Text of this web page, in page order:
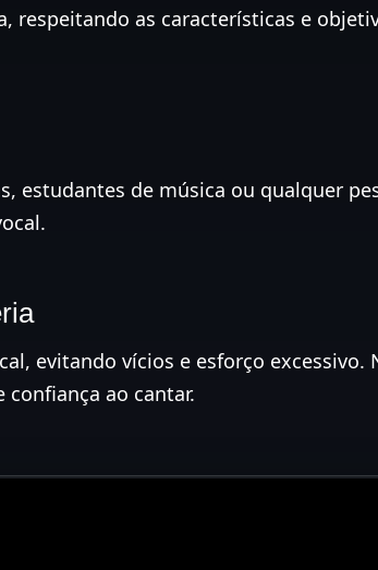
as características e
estudantes de música ou qualquer
evitando vícios e esforço excessivo.
ao cantar.